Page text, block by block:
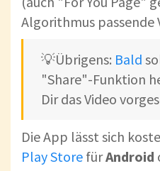
Algorithmus passende
💡Übrigens: Bald
"Share"-Funktion
Dir das Video
Die App lässt sich
Play Store fürAndroid